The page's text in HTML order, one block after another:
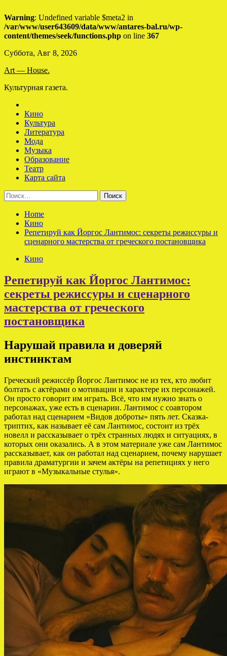
Warning: Undefined variable $meta2 in
/var/www/user643609/data/www/antares-bal.ru/wp-
content/themes/seek/functions.php on line 367
Skip
content
Суббота, Авг 8, 2026
Art — House.
Культурная газета.
Кино
Культура
Литература
Мода
Музыка
Образование
Театр
Карта сайта
Найти:
Home
Кино
Репетируй как Йоргос Лантимос: секреты режиссуры и
сценарного мастерства от греческого постановщика
Кино
Репетируй как Йоргос Лантимос:
секреты режиссуры и сценарного
мастерства от греческого
постановщика
Нарушай правила и доверяй
инстинктам
Греческий режиссёр Йоргос Лантимос не из тех, кто любит
болтать с актёрами о мотивации и характере их персонажей.
Он просто говорит им играть. Всё, что им нужно знать о
персонажах, уже есть в сценарии. Лантимос с соавтором
работал над сценарием «Видов доброты» пять лет. Сказка-
триптих, как называет её сам Лантимос, состоит из трёх
новелл и рассказывает о трёх странных людях и ситуациях, в
которых они оказались. А в этом материале уже сам Лантимос
рассказывает, как он работал над сценарием, почему нарушает
правила драматургии и зачем актёры на репетициях у него
играют в «Музыкальные стулья».